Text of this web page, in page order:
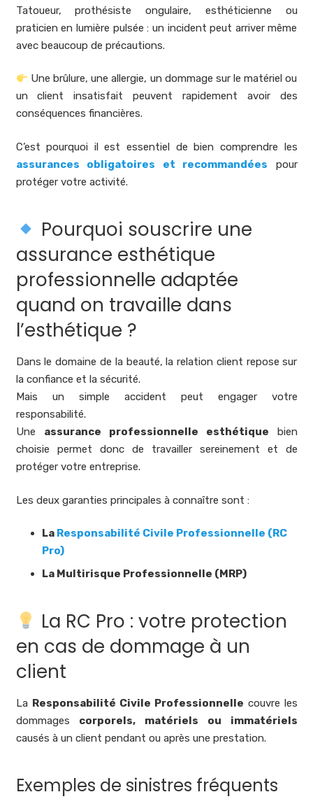
Tatoueur, prothésiste ongulaire, esthéticienne ou
praticien en lumière pulsée : un incident peut arriver même
avec beaucoup de précautions.
Une brûlure, une allergie, un dommage sur le matériel ou
un client insatisfait peuvent rapidement avoir des
conséquences financières.
C’est pourquoi il est essentiel de bien comprendre les
assurances obligatoires et recommandées pour
protéger votre activité.
Pourquoi souscrire une
assurance esthétique
professionnelle adaptée
quand on travaille dans
l’esthétique ?
Dans le domaine de la beauté, la relation client repose sur
la confiance et la sécurité.
Mais un simple accident peut engager votre
responsabilité.
Une assurance professionnelle esthétique bien
choisie permet donc de travailler sereinement et de
protéger votre entreprise.
Les deux garanties principales à connaître sont :
La Responsabilité Civile Professionnelle (RC
Pro)
La Multirisque Professionnelle (MRP)
La RC Pro : votre protection
en cas de dommage à un
client
La Responsabilité Civile Professionnelle couvre les
dommages corporels, matériels ou immatériels
causés à un client pendant ou après une prestation.
Exemples de sinistres fréquents